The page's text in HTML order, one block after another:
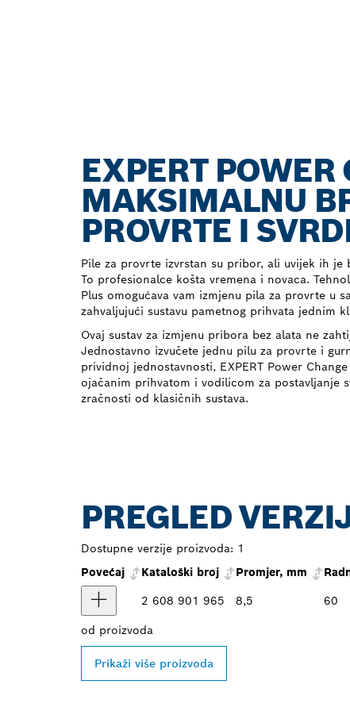
EXPERT
MAKSIMALNU
PROVRTE I
Pile za provrte izvrstan su pribor, ali uvijek ih
To profesionalce košta vremena i novaca.
Plus omogućava vam izmjenu pila za provrte u
zahvaljujući sustavu pametnog prihvata jednim
Ovaj sustav za izmjenu pribora bez alata ne
Jednostavno izvučete jednu pilu za provrte i
prividnoj jednostavnosti, EXPERT Power
ojačanim prihvatom i vodilicom za postavljanje
zračnosti od klasičnih sustava.
PREGLED
Dostupne verzije proizvoda: 1
Povećaj
Kataloški broj Promjer, mm
2 608 901 965
8,5 60
od proizvoda
Prikaži više proizvoda